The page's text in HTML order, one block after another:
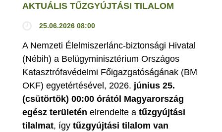
AKTUÁLIS TŰZGYÚJTÁSI TILALOM
25.06.2026 08:00
A Nemzeti Élelmiszerlánc-biztonsági Hivatal
(Nébih) a Belügyminisztérium Országos
Katasztrófavédelmi Főigazgatóságának (BM
OKF) egyetértésével, 2026. június 25.
(csütörtök) 00:00 órától Magyarország
egész területén elrendelte a tűzgyújtási
tilalmat, így tűzgyújtási tilalom van